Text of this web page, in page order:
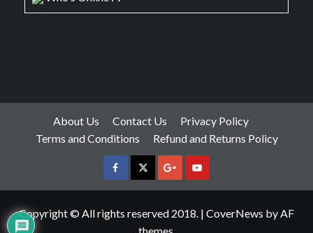
About Us Contact Us
Privacy Policy
Terms and Conditions
Refund and Returns Policy
facebookTwitterGoogleYouTube
Copyright © All rights reserved 2018. | CoverNews by AF